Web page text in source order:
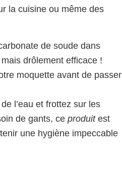
la cuisine ou même des
de soude dans
drôlement efficace !
moquette avant de passer
l’eau et frottez sur les
de gants, ce produitest
une hygiène impeccable